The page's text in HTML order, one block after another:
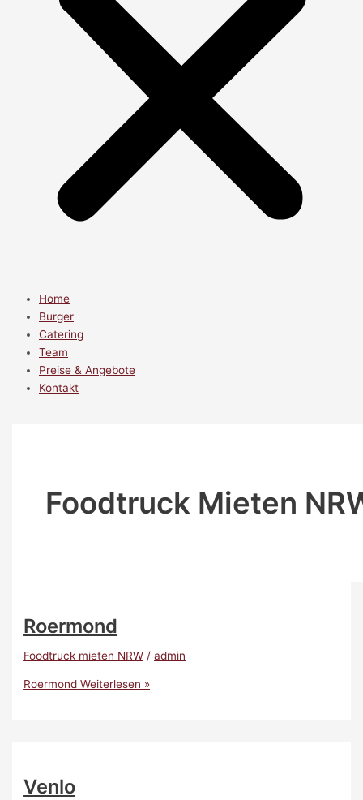
Home
Burger
Catering
Team
Preise & Angebote
Kontakt
Foodtruck Mieten
Roermond
Foodtruck mieten NRW /admin
Roermond Weiterlesen »
Venlo